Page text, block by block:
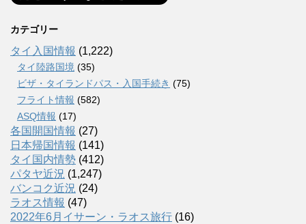
カテゴリー
タイ入国情報 (1,222)
タイ陸路国境 (35)
ビザ・タイランドパス・入国手続き (75)
フライト情報 (582)
ASQ情報 (17)
各国開国情報 (27)
日本帰国情報 (141)
タイ国内情勢 (412)
パタヤ近況 (1,247)
バンコク近況 (24)
ラオス情報 (47)
2022年6月イサーン・ラオス旅行 (16)